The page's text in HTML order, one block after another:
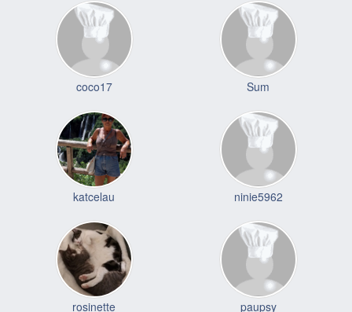
coco17 Sum
katcelau ninie5962
rosinette paupsy